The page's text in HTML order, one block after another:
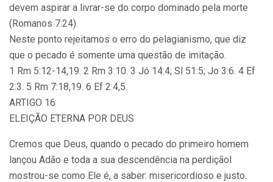
devem aspirar a livrar-se do corpo dominado pela morte
(Romanos 7:24).
Neste ponto rejeitamos o erro do pelagianismo, que diz
que o pecado é somente uma questão de imitação.
1 Rm 5:12-14,19. 2 Rm 3:10. 3 Jó 14:4; Sl 51:5; Jo 3:6. 4 Ef
2:3. 5 Rm 7:18,19. 6 Ef 2:4,5.
ARTIGO 16
ELEIÇÃO ETERNA POR DEUS
Cremos que Deus, quando o pecado do primeiro homem
lançou Adão e toda a sua descendência na perdiçãol
mostrou-se como Ele é, a saber: misericordioso e justo.